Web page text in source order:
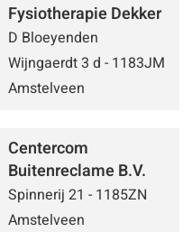
Fysiotherapie Dekker
D Bloeyenden
Wijngaerdt 3 d - 1183JM
Amstelveen
Centercom
Buitenreclame B.V.
Spinnerij 21 - 1185ZN
Amstelveen